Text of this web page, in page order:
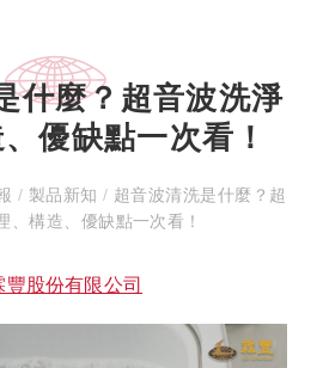
什麼？超音波洗淨
優缺點一次看！
/ 製品新知/ 超音波清洗是什麼？超
、構造、優缺點一次看！
豐股份有限公司